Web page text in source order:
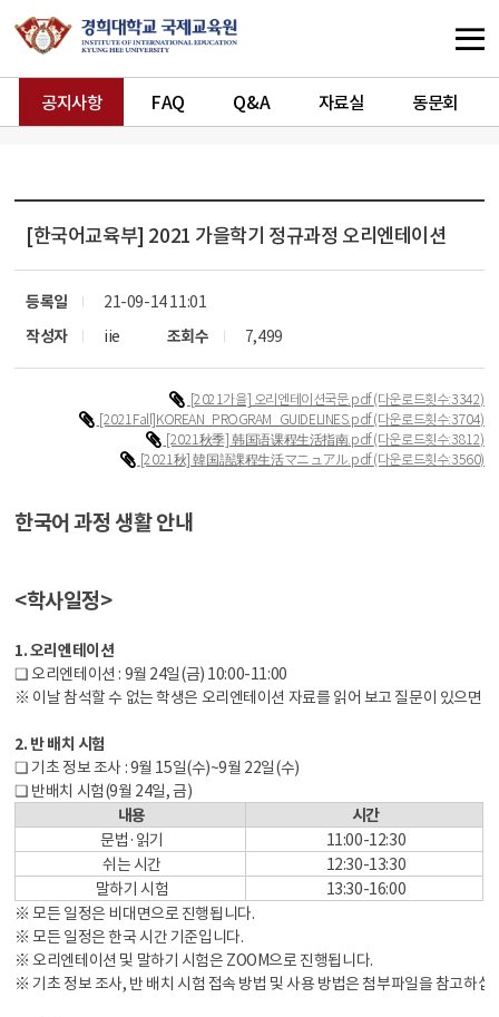
공지사항 FAQ Q&A 자료실 동문회
[한국어교육부] 2021 가을학기 정규과정 오리엔테이션
등록일
21-09-14 11:01
작성자
iie 조회수 7,499
[2021가을] 오리엔테이션국문.pdf(다운로드횟수:3342)
[2021Fall]KOREAN_PROGRAM_GUIDELINES.pdf(다운로드횟수:3704)
[2021秋季] 韩国语课程生活指南.pdf(다운로드횟수:3812)
[2021秋] 韓国語課程生活マニュアル.pdf(다운로드횟수:3560)
한국어 과정 생활 안내
<학사일정>
1. 오리엔테이션
❏ 오리엔테이션 : 9월 24일(금) 10:00-11:00
※ 이날 참석할 수 없는 학생은 오리엔테이션 자료를 읽어 보고 질문이 있으면
2. 반 배치 시험
❏ 기초 정보 조사 : 9월 15일(수)~9월 22일(수)
❏ 반배치 시험(9월 24일, 금)
내용
시간
문법·읽기
11:00-12:30
쉬는 시간
12:30-13:30
말하기 시험
13:30-16:00
※ 모든 일정은 비대면으로 진행됩니다.
※ 모든 일정은 한국 시간 기준입니다.
※ 오리엔테이션 및 말하기 시험은 ZOOM으로 진행됩니다.
※ 기초 정보 조사, 반 배치 시험 접속 방법 및 사용 방법은 첨부파일을 참고하십